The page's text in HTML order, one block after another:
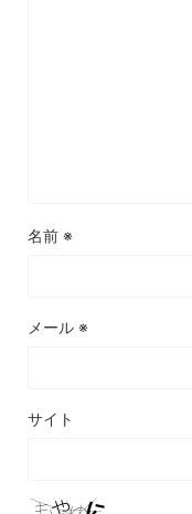
名前 ※
メール ※
サイト